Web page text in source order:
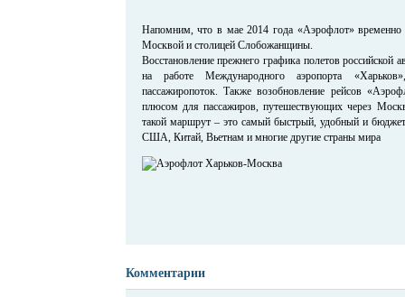
Напомним, что в мае 2014 года «Аэрофлот» временно
Москвой и столицей Слобожанщины.
Восстановление прежнего графика полетов российской
на работе Международного аэропорта
пассажиропоток. Также возобновление рейсов
плюсом для пассажиров, путешествующих через
такой маршрут – это самый быстрый, удобный и
США, Китай, Вьетнам и многие другие страны мира
Комментарии